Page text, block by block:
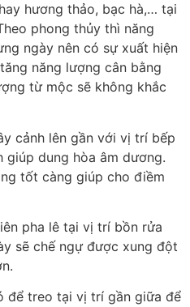
hương thảo, bạc hà,… tại
phong thủy thì năng
ngày nên có sự xuất hiện
năng lượng cân bằng
từ mộc sẽ không khắc
cảnh lên gần với vị trí bếp
giúp dung hòa âm dương.
tốt càng giúp cho điềm
pha lê tại vị trí bồn rửa
sẽ chế ngự được xung đột
để treo tại vị trí gần giữa để